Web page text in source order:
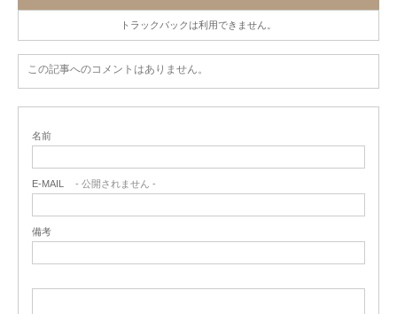
トラックバックは利用できません。
この記事へのコメントはありません。
名前
E-MAIL - 公開されません -
備考